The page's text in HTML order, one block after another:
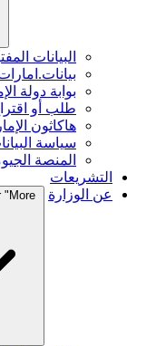
البيانات
بوابة دولة
طلب أو
هاكاثون
سياسة
المنصة
التشريعات
عن الوزارة